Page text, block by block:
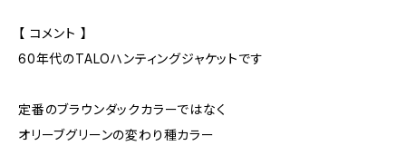
【 コメント 】
60年代のTALOハンティングジャケットです
定番のブラウンダックカラーではなく
オリーブグリーンの変わり種カラー